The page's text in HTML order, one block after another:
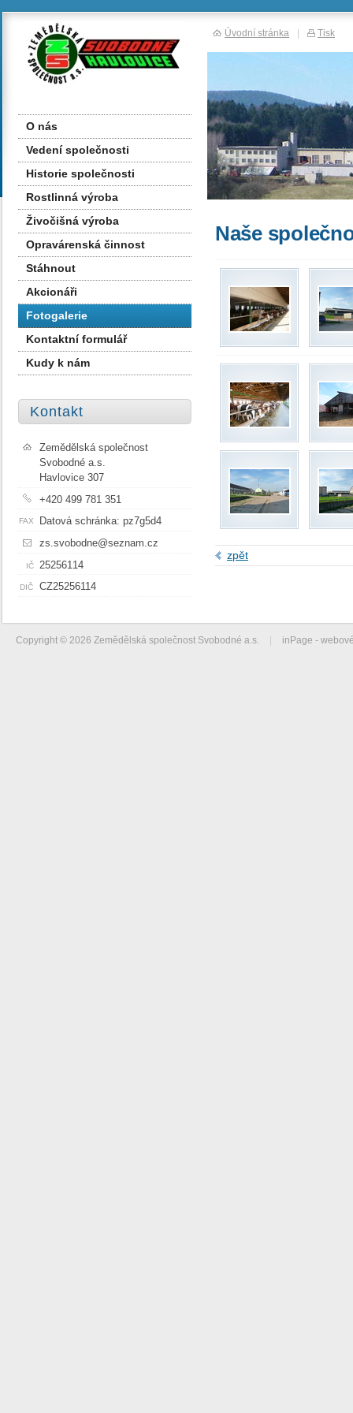
Naše
zpět
O nás
Vedení společnosti
Historie společnosti
Rostlinná výroba
Živočišná výroba
Opravárenská činnost
Stáhnout
Akcionáři
Fotogalerie
Kontaktní formulář
Kudy k nám
Kontakt
Zemědělská společnost
Svobodné a.s.
Havlovice 307
+420 499 781 351
FAX
Datová schránka: pz7g5d4
zs.svobodne@seznam.cz
IČ 25256114
DIČ CZ25256114
Úvodní stránka | Tisk
Copyright © 2026 Zemědělská společnost Svobodné a.s. | inPage -